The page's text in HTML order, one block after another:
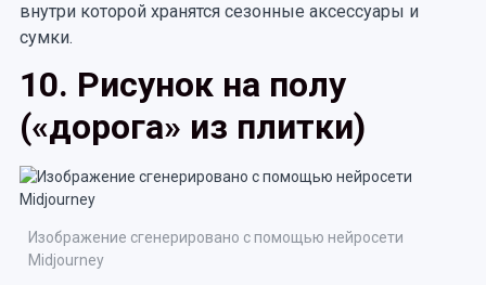
внутри которой хранятся сезонные аксессуары и
сумки.
10. Рисунок на полу
(«дорога» из плитки)
Изображение сгенерировано с помощью нейросети
Midjourney